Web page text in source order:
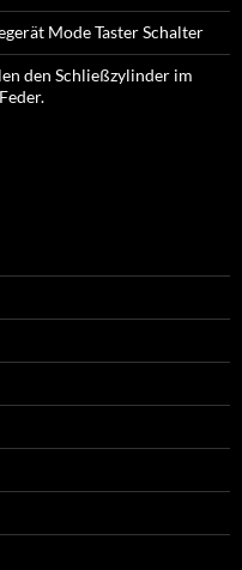
Mode Taster Schalter
den Schließzylinder im